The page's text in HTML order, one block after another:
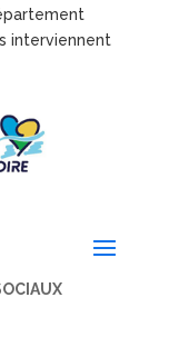
interviennent